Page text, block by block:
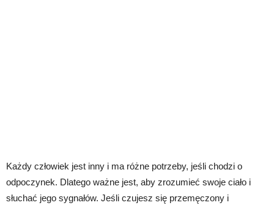
Każdy człowiek jest inny i ma różne potrzeby, jeśli chodzi o
odpoczynek. Dlatego ważne jest, aby zrozumieć swoje ciało i
słuchać jego sygnałów. Jeśli czujesz się przemęczony i